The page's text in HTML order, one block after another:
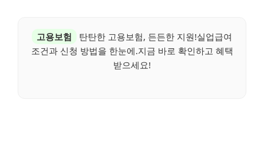
고용보험
탄탄한 고용보험, 든든한 지원!실업급여
조건과 신청 방법을 한눈에.지금 바로 확인하고 혜택
받으세요!